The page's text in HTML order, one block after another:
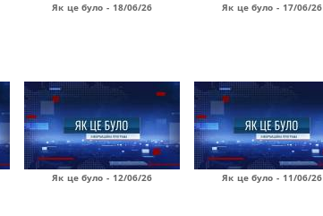
Як це було - 18/06/26 Як це було - 17/06/26
Як це було - 12/06/26 Як це було - 11/06/26